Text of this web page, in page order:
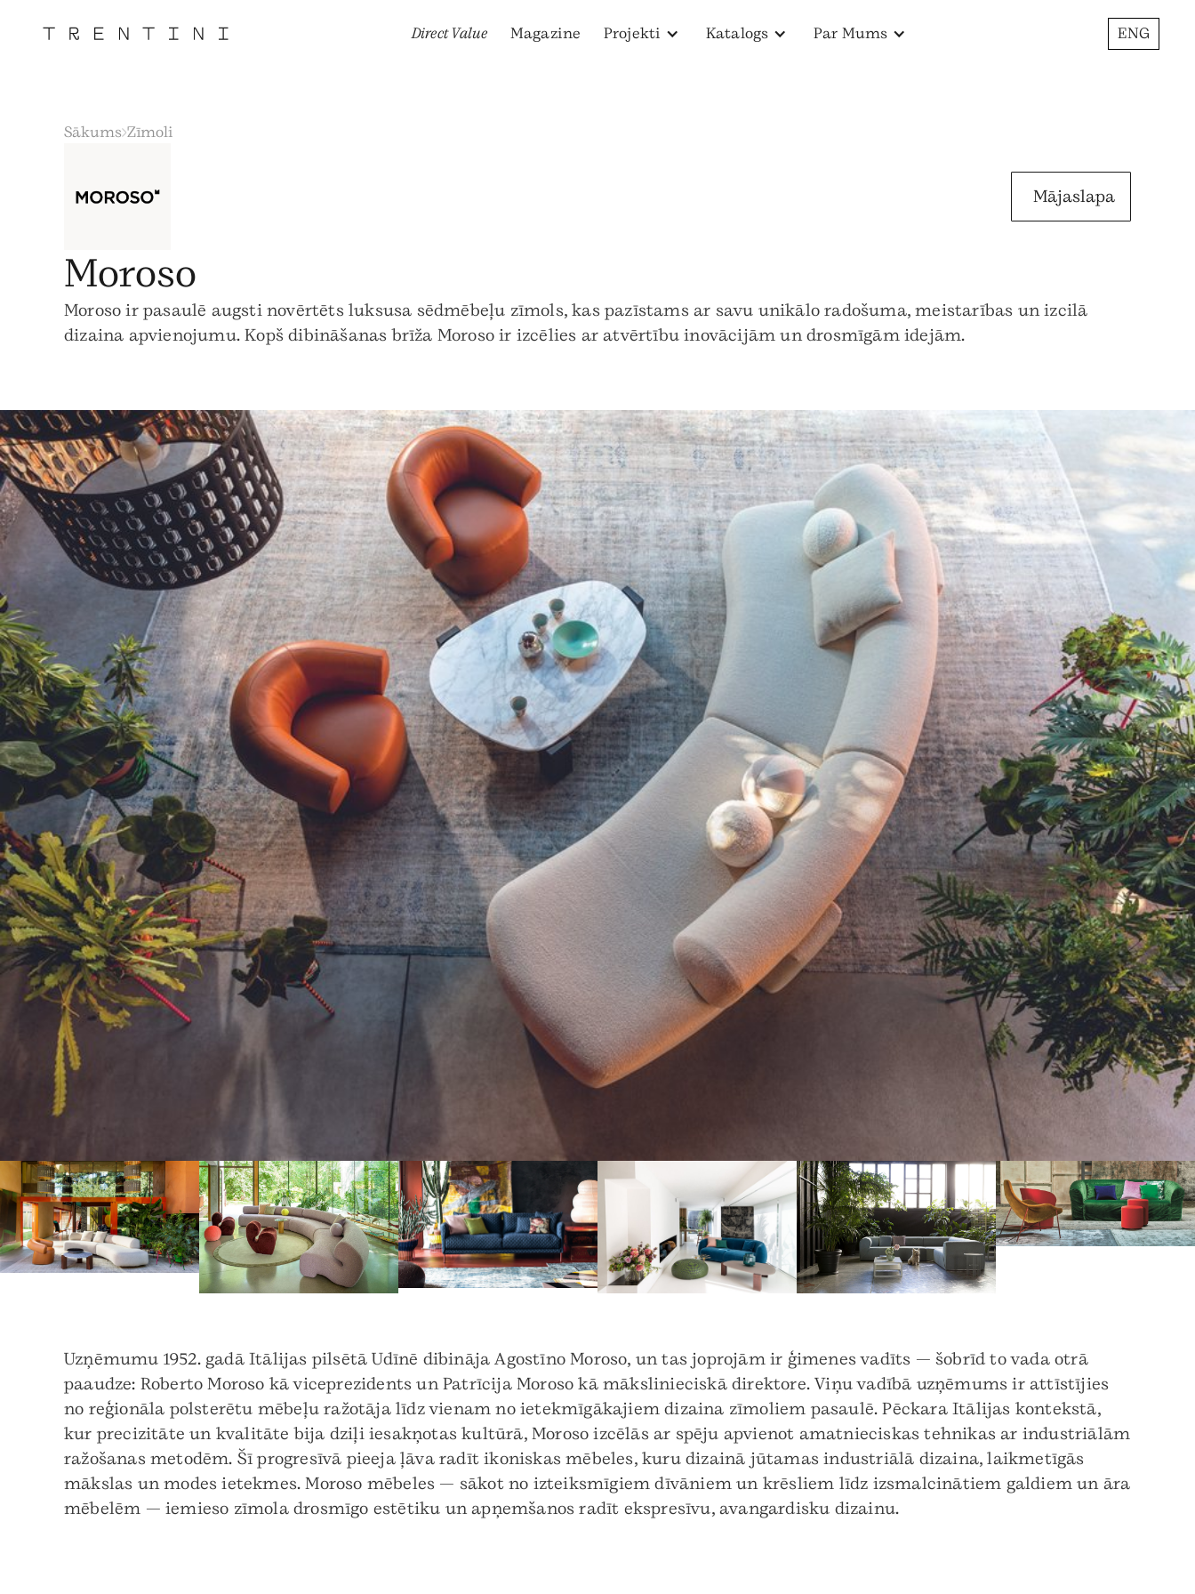
Direct Value Magazine Projekti Katalogs Par Mums ENG
Sākums Zīmoli
Mājaslapa
Moroso
Moroso ir pasaulē augsti novērtēts luksusa sēdmēbeļu zīmols, kas pazīstams ar savu unikālo radošuma, meistarības un izcilā
dizaina apvienojumu. Kopš dibināšanas brīža Moroso ir izcēlies ar atvērtību inovācijām un drosmīgām idejām.
Uzņēmumu 1952. gadā Itālijas pilsētā Udīnē dibināja Agostīno Moroso, un tas joprojām ir ģimenes vadīts — šobrīd to vada otrā
paaudze: Roberto Moroso kā viceprezidents un Patrīcija Moroso kā mākslinieciskā direktore. Viņu vadībā uzņēmums ir attīstījies
no reģionāla polsterētu mēbeļu ražotāja līdz vienam no ietekmīgākajiem dizaina zīmoliem pasaulē. Pēckara Itālijas kontekstā,
kur precizitāte un kvalitāte bija dziļi iesakņotas kultūrā, Moroso izcēlās ar spēju apvienot amatnieciskas tehnikas ar industriālām
ražošanas metodēm. Šī progresīvā pieeja ļāva radīt ikoniskas mēbeles, kuru dizainā jūtamas industriālā dizaina, laikmetīgās
mākslas un modes ietekmes. Moroso mēbeles — sākot no izteiksmīgiem dīvāniem un krēsliem līdz izsmalcinātiem galdiem un āra
mēbelēm — iemieso zīmola drosmīgo estētiku un apņemšanos radīt ekspresīvu, avangardisku dizainu.